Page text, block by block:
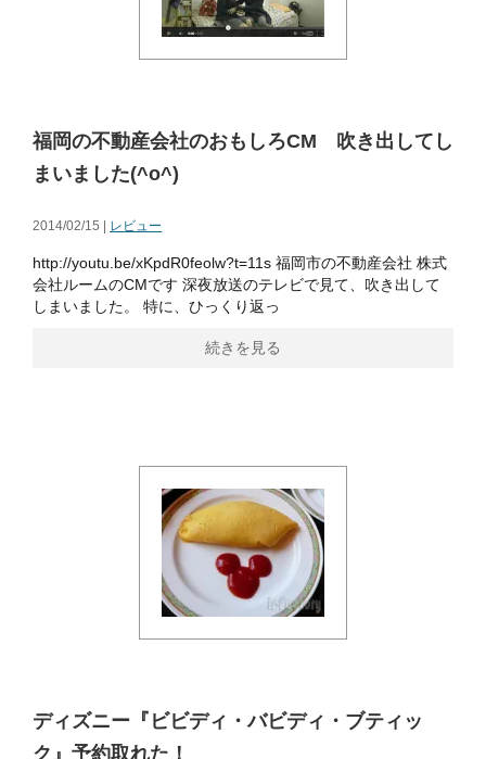
福岡の不動産会社のおもしろCM 吹き出してし
まいました(^o^)
2014/02/15 | レビュー
http://youtu.be/xKpdR0feolw?t=11s 福岡市の不動産会社 株式
会社ルームのCMです 深夜放送のテレビで見て、吹き出して
しまいました。 特に、ひっくり返っ
続きを見る
ディズニー『ビビディ・バビディ・ブティッ
ク』予約取れた！